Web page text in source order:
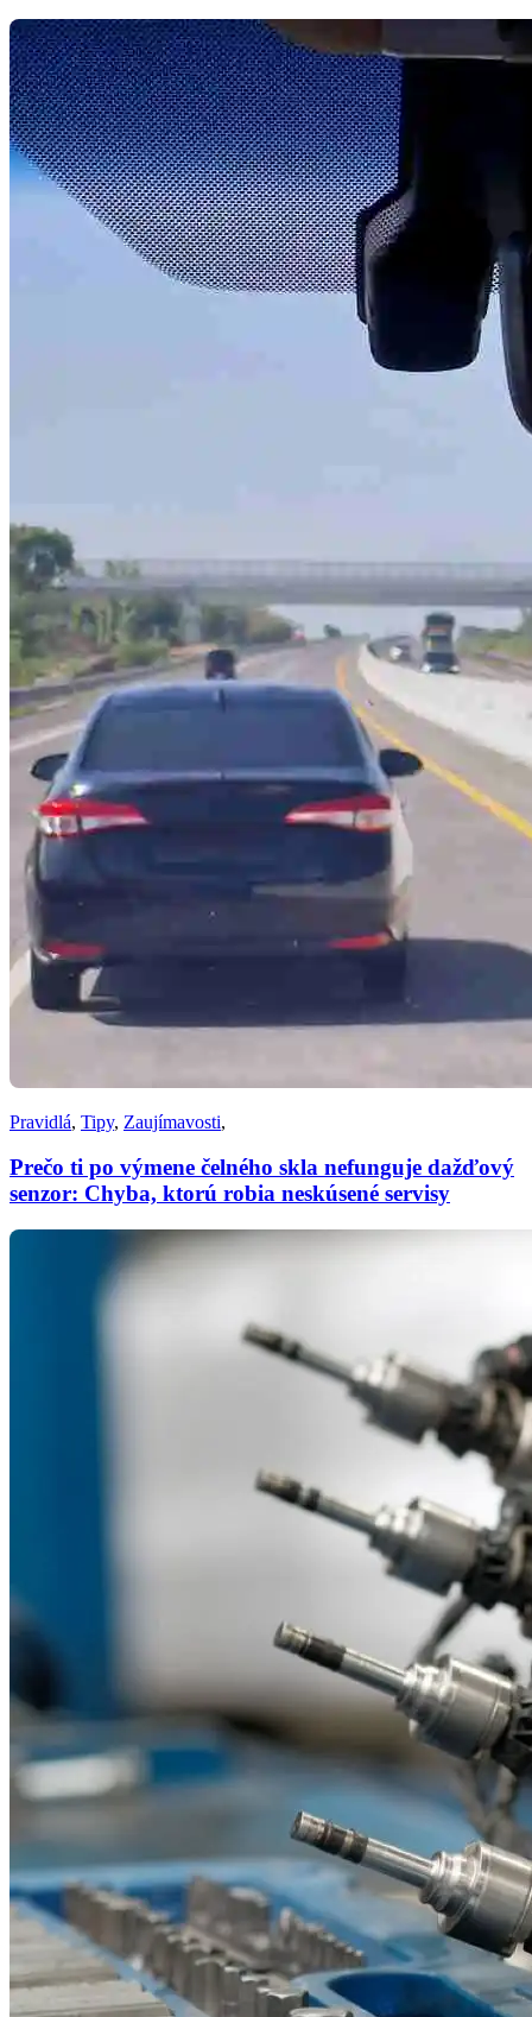
Pravidlá, Tipy, Zaujímavosti,
Prečo ti po výmene čelného skla nefunguje dažďový
senzor: Chyba, ktorú robia neskúsené servisy